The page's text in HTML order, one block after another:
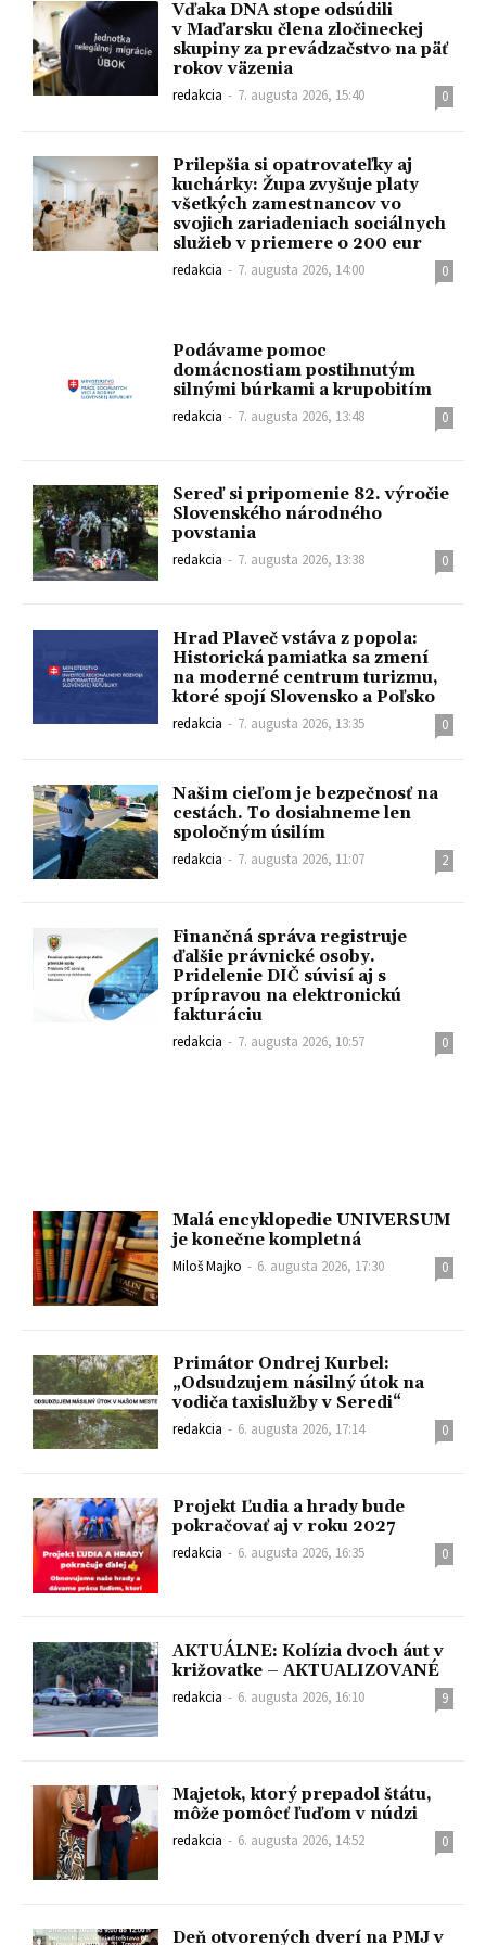
Vďaka DNA stope odsúdili
v Maďarsku člena zločineckej
skupiny za prevádzačstvo na päť
rokov väzenia
redakcia - 7. augusta 2026, 15:40 0
Prilepšia si opatrovateľky aj
kuchárky: Župa zvyšuje platy
všetkých zamestnancov vo
svojich zariadeniach sociálnych
služieb v priemere o 200 eur
redakcia - 7. augusta 2026, 14:00 0
Podávame pomoc
domácnostiam postihnutým
silnými búrkami a krupobitím
redakcia - 7. augusta 2026, 13:48 0
Sereď si pripomenie 82. výročie
Slovenského národného
povstania
redakcia - 7. augusta 2026, 13:38 0
Hrad Plaveč vstáva z popola:
Historická pamiatka sa zmení
na moderné centrum turizmu,
ktoré spojí Slovensko a Poľsko
redakcia - 7. augusta 2026, 13:35 0
Našim cieľom je bezpečnosť na
cestách. To dosiahneme len
spoločným úsilím
redakcia - 7. augusta 2026, 11:07 2
Finančná správa registruje
ďalšie právnické osoby.
Pridelenie DIČ súvisí aj s
prípravou na elektronickú
fakturáciu
redakcia - 7. augusta 2026, 10:57 0
Malá encyklopedie UNIVERSUM
je konečne kompletná
Miloš Majko - 6. augusta 2026, 17:30 0
Primátor Ondrej Kurbel:
„Odsudzujem násilný útok na
vodiča taxislužby v Seredi“
redakcia - 6. augusta 2026, 17:14 0
Projekt Ľudia a hrady bude
pokračovať aj v roku 2027
redakcia - 6. augusta 2026, 16:35 0
AKTUÁLNE: Kolízia dvoch áut v
križovatke – AKTUALIZOVANÉ
redakcia - 6. augusta 2026, 16:10 9
Majetok, ktorý prepadol štátu,
môže pomôcť ľuďom v núdzi
redakcia - 6. augusta 2026, 14:52 0
Deň otvorených dverí na PMJ v